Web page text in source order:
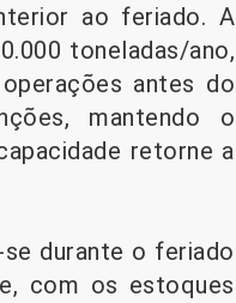
ao feriado. A
toneladas/ano,
antes do
mantendo o
retorne a
durante o feriado
com os estoques